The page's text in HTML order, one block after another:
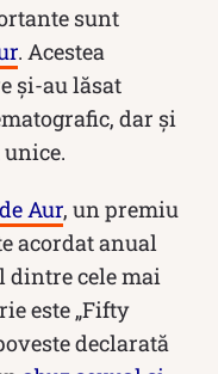
sunt
. Acestea
și-au lăsat
dar și
Aur, un premiu
acordat anual
dintre cele mai
este „Fifty
declarată